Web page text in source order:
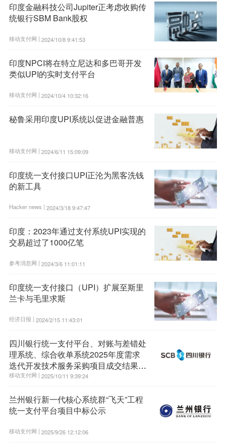
印度金融科技公司Jupiter正考虑收购传
统银行SBM Bank股权
移动支付网 | 2024/10/8 9:41:53
印度NPCI将在特立尼达和多巴哥开发
类似UPI的实时支付平台
移动支付网 | 2024/10/4 10:32:16
秘鲁采用印度UPI系统以促进金融普惠
移动支付网 | 2024/6/11 15:09:09
印度统一支付接口UPI正沦为黑客洗钱
的新工具
Hacker news | 2024/3/18 9:47:47
印度：2023年通过支付系统UPI实现的
交易超过了1000亿笔
参考消息网 | 2024/3/6 11:01:11
印度统一支付接口（UPI）扩展至斯里
兰卡与毛里求斯
经济日报 | 2024/2/15 11:43:01
四川银行统一支付平台、对账与差错处
理系统、综合收单系统2025年度需求
迭代开发技术服务采购项目成交结果公
示
移动支付网 | 2025/10/11 9:39:24
兰州银行新一代核心系统群“飞天”工程
统一支付平台项目中标公示
移动支付网 | 2025/9/26 12:12:06